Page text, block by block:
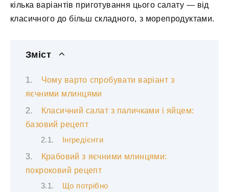
кілька варіантів приготування цього салату — від
класичного до більш складного, з морепродуктами.
Зміст
Чому варто спробувати варіант з
яєчними млинцями
Класичний салат з паличками і яйцем:
базовий рецепт
Інгредієнти
Крабовий з яєчними млинцями:
покроковий рецепт
Що потрібно